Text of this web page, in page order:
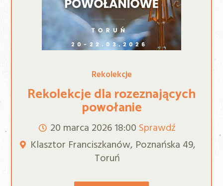
Rekolekcje
Rekolekcje dla rozeznających
powołanie
20 marca 202618:00 Sprawdź
Klasztor Franciszkanów, Poznańska 49,
Toruń